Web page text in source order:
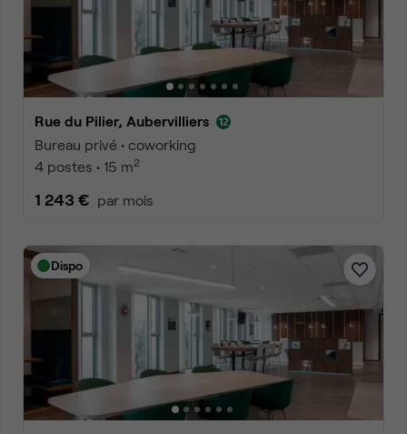
Rue du Pilier, Aubervilliers
Bureau privé • coworking
4 postes • 15 m2
1 243 € par mois
Dispo